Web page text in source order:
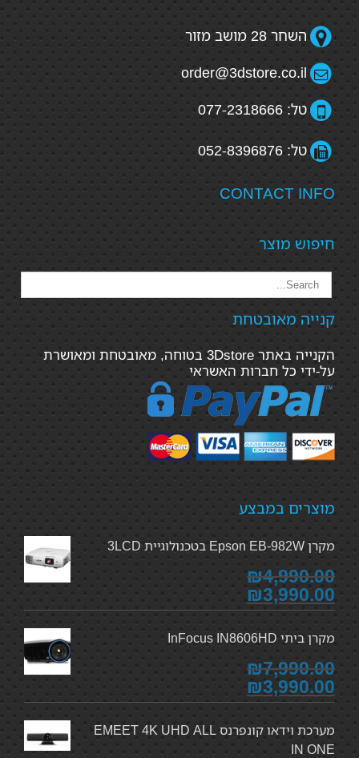
השחר 28 מושב מזור
order@3dstore.co.il
טל: 077-2318666
טל: 052-8396876
CONTACT INFO
חיפוש מוצר
קנייה מאובטחת
הקנייה באתר 3Dstore בטוחה, מאובטחת ומאושרת
על-ידי כל חברות האשראי
מוצרים במבצע
מקרן Epson EB-982W בטכנולוגיית 3LCD
₪4,990.00
₪3,990.00
מקרן ביתי InFocus IN8606HD
₪7,990.00
₪3,990.00
מערכת וידאו קונפרנס EMEET 4K UHD ALL
IN ONE